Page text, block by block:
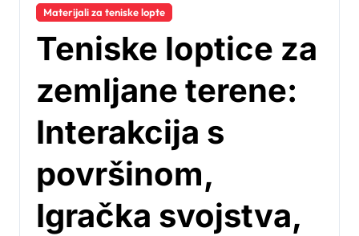
Materijali za teniske lopte
Teniske loptice za
zemljane terene:
Interakcija s
površinom,
Igračka svojstva,